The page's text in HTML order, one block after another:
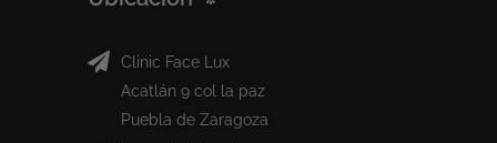
Clinic Face Lux
Acatlán 9 col la paz
Puebla de Zaragoza